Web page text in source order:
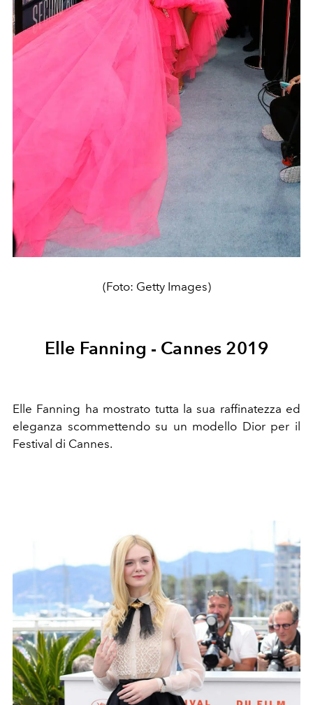
(Foto: Getty Images)
Elle Fanning - Cannes 2019
Elle Fanning ha mostrato tutta la sua raffinatezza ed
eleganza scommettendo su un modello Dior per il
Festival di Cannes.